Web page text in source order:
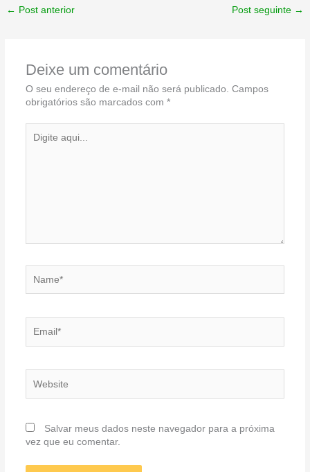
← Post anterior Post seguinte →
Deixe um comentário
O seu endereço de e-mail não será publicado. Campos
obrigatórios são marcados com *
aqui...
Salvar meus dados neste navegador para a próxima
vez que eu comentar.